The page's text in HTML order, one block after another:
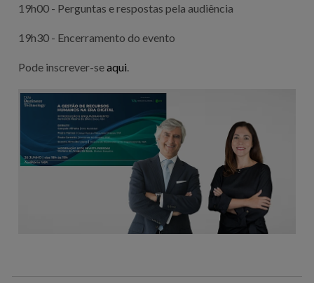
19h00 - Perguntas e respostas pela audiência
19h30 - Encerramento do evento
Pode inscrever-seaqui